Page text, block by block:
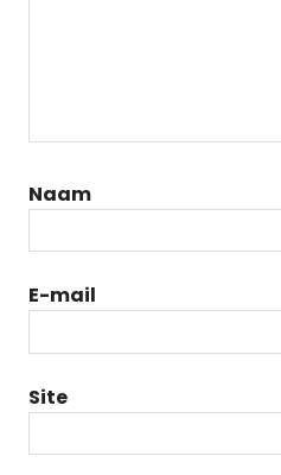
Naam
E-mail
Site